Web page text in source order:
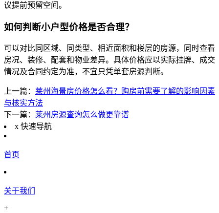
议提前预留空间。
如何判断小户型价格是否合理？
可以对比同区域、同类型、相近面积和楼层的房源，同时查看
房况、装修、配套和物业差异。具体价格应以实际挂牌、成交
情况及合同约定为准，不宜只凭单套房源判断。
上一篇： 莱州海景房价格怎么看？购房前需要了解的影响因素
与核实方法
下一篇： 莱州房源查询怎么做更靠谱
x 快速导航
首页
关于我们
+